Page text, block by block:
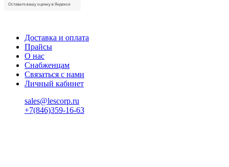
Доставка и оплата
Прайсы
О нас
Снабженцам
Связаться с нами
Личный кабинет
sales@lescorp.ru
+7(846)359-16-63